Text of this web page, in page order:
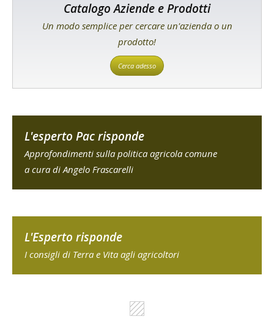
Catalogo Aziende e Prodotti
Un modo semplice per cercare un'azienda o un
prodotto!
Cerca adesso
L'esperto Pac risponde
Approfondimenti sulla politica agricola comune
a cura di Angelo Frascarelli
L'Esperto risponde
I consigli di Terra e Vita agli agricoltori